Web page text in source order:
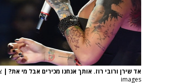
אד שירן ורובי רוז. אותך אנחנו מכירים אבל מי את? |
images